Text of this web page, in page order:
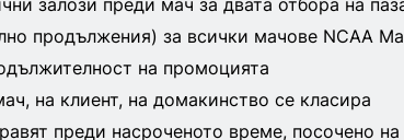
залози преди мач за двата отбора на
продължения) за всички мачове NCAA
на промоцията
на клиент, на домакинство се класира
преди насроченото време, посочено на